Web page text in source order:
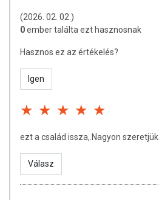
(2026. 02. 02.)
0ember találta ezt hasznosnak
Hasznos ez az értékelés?
Igen
ezt a család issza,.Nagyon szeretjük.
Válasz